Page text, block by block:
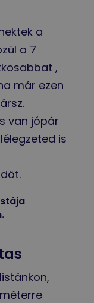
a
a 7
,
már ezen
van jópár
is